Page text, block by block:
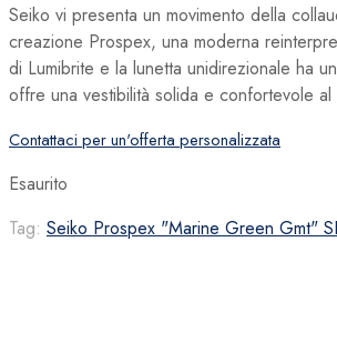
Seiko vi presenta un movimento della
creazione Prospex, una moderna
di Lumibrite e la lunetta unidirezionale ha
offre una vestibilità solida e confortevole al
Contattaci per un'offerta personalizzata
Esaurito
Tag: Seiko Prospex "Marine Green Gmt"